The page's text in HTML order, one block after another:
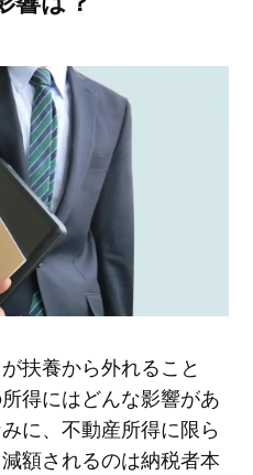
扶養から外れること
得にはどんな影響があ
に、不動産所得に限ら
額されるのは納税者本